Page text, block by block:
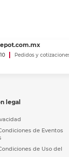
Pedidos y
legal
de Eventos
de Uso del